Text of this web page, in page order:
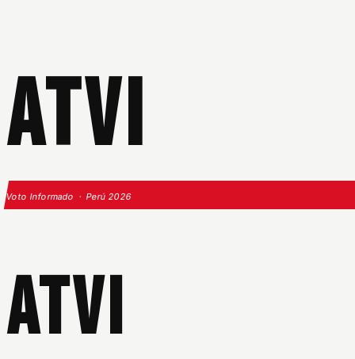
ATVI
Voto Informado · Perú 2026
ATVI